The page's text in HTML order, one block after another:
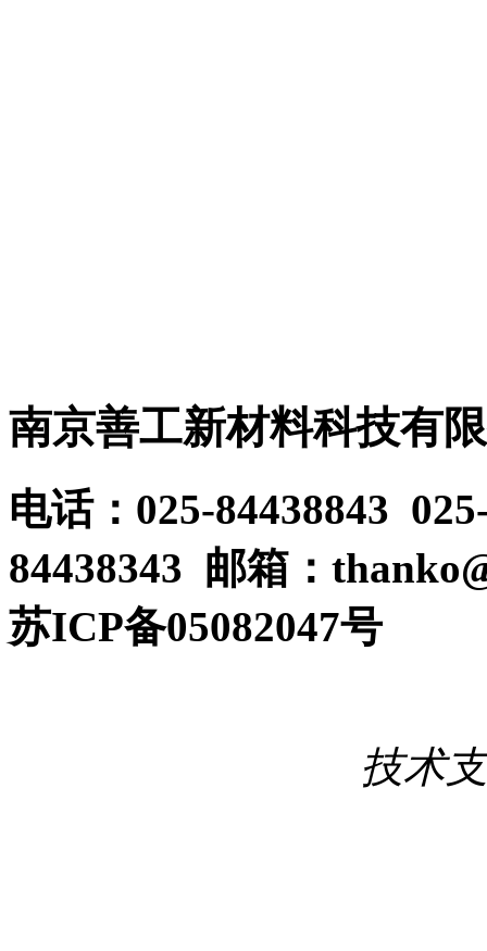
南京善工新材料科技有
电话：025-84438843
84438343 邮箱：
苏ICP备05082047号
技术